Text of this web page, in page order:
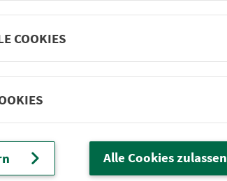
Linien.
Frei­zeit-Tipps
Wandern
COOKIES
Alle Cookies zulassen